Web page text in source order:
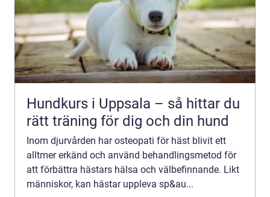
Hundkurs i Uppsala – så hittar du
rätt träning för dig och din hund
Inom djurvården har osteopati för häst blivit ett
alltmer erkänd och använd behandlingsmetod för
att förbättra hästars hälsa och välbefinnande. Likt
människor, kan hästar uppleva sp&au...